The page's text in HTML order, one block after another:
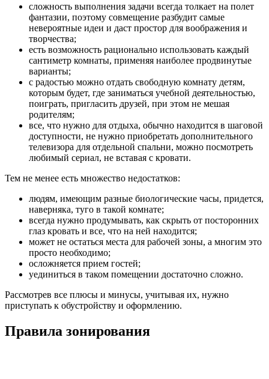
сложность выполнения задачи всегда толкает на полет
фантазии, поэтому совмещение разбудит самые
невероятные идеи и даст простор для воображения и
творчества;
есть возможность рационально использовать каждый
сантиметр комнаты, применяя наиболее продвинутые
варианты;
с радостью можно отдать свободную комнату детям,
которым будет, где заниматься учебной деятельностью,
поиграть, пригласить друзей, при этом не мешая
родителям;
все, что нужно для отдыха, обычно находится в шаговой
доступности, не нужно приобретать дополнительного
телевизора для отдельной спальни, можно посмотреть
любимый сериал, не вставая с кровати.
Тем не менее есть множество недостатков:
людям, имеющим разные биологические часы, придется,
наверняка, туго в такой комнате;
всегда нужно продумывать, как скрыть от посторонних
глаз кровать и все, что на ней находится;
может не остаться места для рабочей зоны, а многим это
просто необходимо;
осложняется прием гостей;
уединиться в таком помещении достаточно сложно.
Рассмотрев все плюсы и минусы, учитывая их, нужно
приступать к обустройству и оформлению.
Правила зонирования